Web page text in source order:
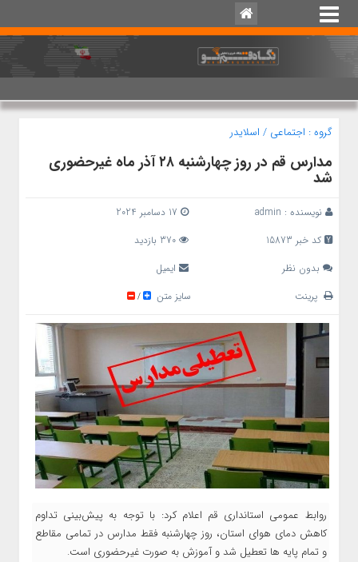
گروه : اجتماعی / اسلایدر
مدارس قم در روز چهارشنبه ۲۸ آذر ماه غیرحضوری
شد
نویسنده : admin
کد خبر 15873
370 بازدید
بدون نظر
ایمیل
پرینت
سایز متن /
روابط عمومی استانداری قم اعلام کرد: با توجه به پیش‌بینی تداوم
کاهش دمای هوای استان، روز چهارشنبه فقط مدارس در تمامی مقاطع
و تمام پایه ها تعطیل شد و آموزش به صورت غیرحضوری است.